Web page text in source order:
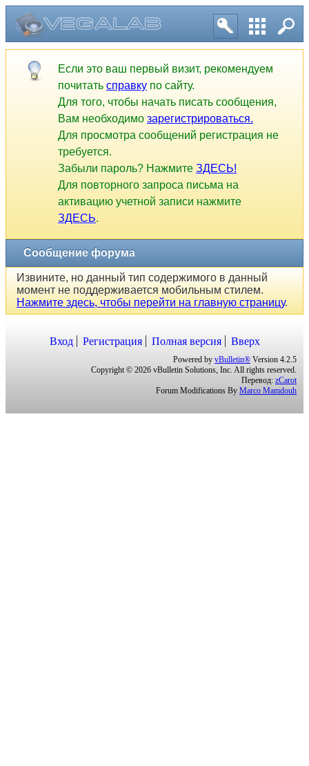
Если это ваш первый визит, рекомендуем
почитатьсправкупо сайту.
Для того, чтобы начать писать сообщения,
Вам необходимозарегистрироваться.
Для просмотра сообщений регистрация не
требуется.
Забыли пароль? НажмитеЗДЕСЬ!
Для повторного запроса письма на
активацию учетной записи нажмите
Извините, но данный тип содержимого в данный
момент не поддерживается мобильным стилем.
Нажмите здесь, чтобы перейти на главную
страницу.
Powered byvBulletin®Version 4.2.5
Copyright © 2026 vBulletin Solutions, Inc. All rights reserved.
Перевод:zCarot